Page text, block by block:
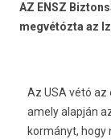
AZ ENSZ
megvétózta az
Az USA vétó
amely alapján
kormányt,